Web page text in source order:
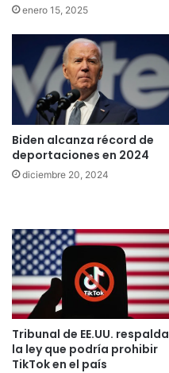
enero 15, 2025
Biden alcanza récord de
deportaciones en 2024
diciembre 20, 2024
Tribunal de EE.UU. respalda
la ley que podría prohibir
TikTok en el país